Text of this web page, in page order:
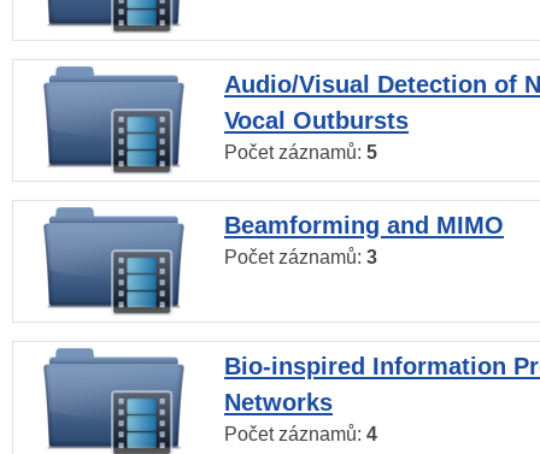
Audio/Visual Detection of
Vocal Outbursts
Počet záznamů: 5
Beamforming and MIMO
Počet záznamů: 3
Bio-inspired Information
Networks
Počet záznamů: 4